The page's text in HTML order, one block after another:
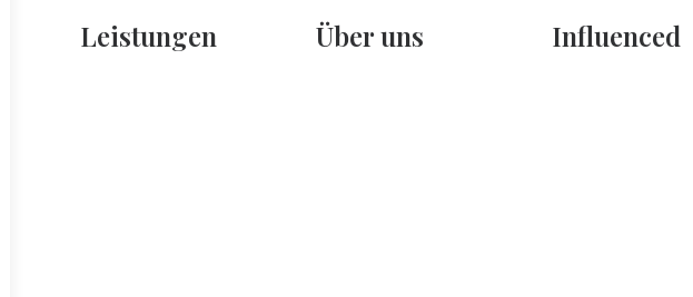
Leistungen Über uns Influenced